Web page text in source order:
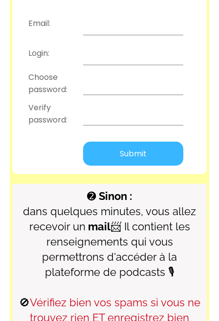
Email:
Login:
Choose
password:
Verify
password:
➋Sinon :
dans quelques minutes, vous allez
recevoir un mail📨 Il contient les
renseignements qui vous
permettrons d'accéder à la
plateforme de podcasts 🎙
🚫Vérifiez bien vos spams si vous ne
trouvez rien ET enregistrez bien